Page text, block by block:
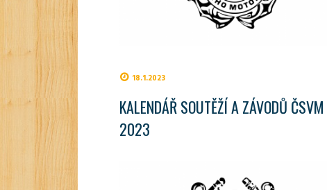
18.1.2023
KALENDÁŘ SOUTĚŽÍ A ZÁVODŮ ČSVM
2023